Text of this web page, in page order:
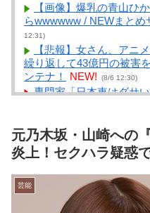
【画像】爆乳の青山ひ
らwwwwww / NEWまとめ
12:31)
【悲報】女さん、アニ
繰り返して43億円の被害
ンテナ！
NEW! (8/6 12:30)
専門家「日本車はダサ
小学生まではワイも「
い」って言われてた / ま
TOKIO～光を求めて
Z NEW!
飲み会に来ない奴って
/ まとめるZ NEW! (8/6 12:05)
元乃木坂・山崎への
炎上！セクハラ疑惑
芸能